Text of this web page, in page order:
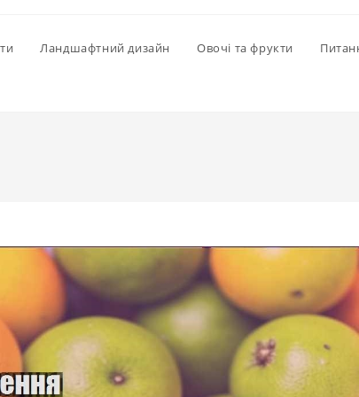
Ландшафтний дизайн Овочі та фрукти